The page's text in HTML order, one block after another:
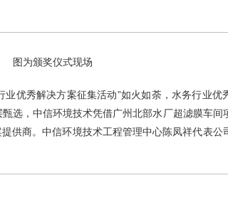
图为颁奖仪式现场
业优秀解决方案征集活动”如火如荼，水务行业优
选，中信环境技术凭借广州北部水厂超滤膜车间
供商。中信环境技术工程管理中心陈凤祥代表公